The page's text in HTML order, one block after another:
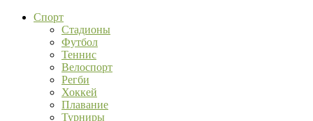
Спорт
Стадионы
Футбол
Теннис
Велоспорт
Регби
Хоккей
Плавание
Турниры